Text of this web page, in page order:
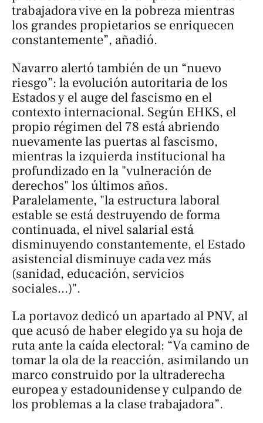
trabajadora vive en la pobreza mientras
los grandes propietarios se enriquecen
constantemente”, añadió.
Navarro alertó también de un “nuevo
riesgo”: la evolución autoritaria de los
Estados y el auge del fascismo en el
contexto internacional. Según EHKS, el
propio régimen del 78 está abriendo
nuevamente las puertas al fascismo,
mientras la izquierda institucional ha
profundizado en la "vulneración de
derechos" los últimos años.
Paralelamente, "la estructura laboral
estable se está destruyendo de forma
continuada, el nivel salarial está
disminuyendo constantemente, el Estado
asistencial disminuye cada vez más
(sanidad, educación, servicios
sociales...)".
La portavoz dedicó un apartado al PNV, al
que acusó de haber elegido ya su hoja de
ruta ante la caída electoral: “Va camino de
tomar la ola de la reacción, asimilando un
marco construido por la ultraderecha
europea y estadounidense y culpando de
los problemas a la clase trabajadora”.